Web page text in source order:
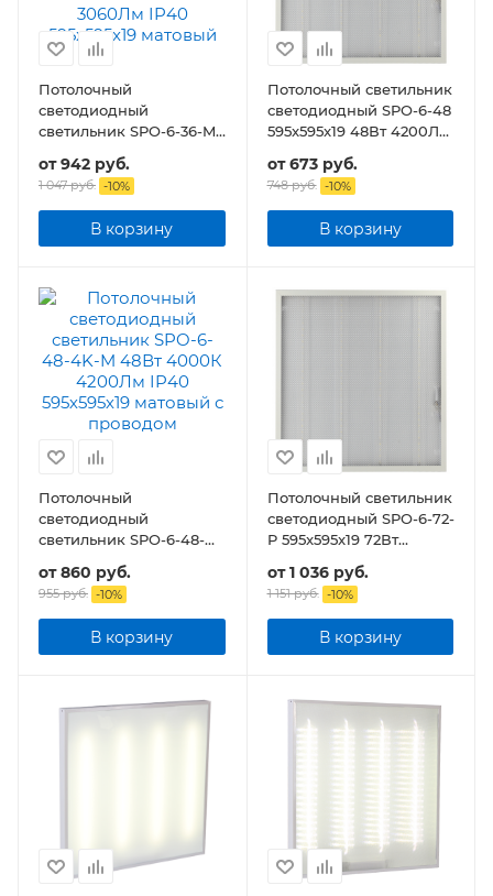
Потолочный
светодиодный
светильник SPO-6-36-M-
БАП 36Вт 3060Лм IP40
595x595x19 матовый
от942 руб.
1 047 руб. -10%
В корзину
Потолочный светильник
светодиодный SPO-6-48
595x595x19 48Вт 4200Лм
от673 руб.
748 руб. -10%
В корзину
Потолочный
светодиодный
светильник SPO-6-48-M
48Вт 4200Лм IP40
595х595х19 матовый с
проводом
от860 руб.
955 руб. -10%
В корзину
Потолочный светильник
светодиодный SPO-6-72-
P 595x595x19 72Вт
6000Лм призма с
проводом
от1 036 руб.
1 151 руб. -10%
В корзину